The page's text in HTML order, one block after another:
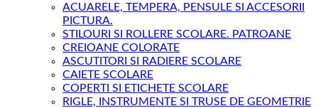
ACUARELE, TEMPERA, PENSULE SI ACCESORII
PICTURA.
STILOURI SI ROLLERE SCOLARE. PATROANE
CREIOANE COLORATE
ASCUTITORI SI RADIERE SCOLARE
CAIETE SCOLARE
COPERTI SI ETICHETE SCOLARE
RIGLE, INSTRUMENTE SI TRUSE DE GEOMETRIE